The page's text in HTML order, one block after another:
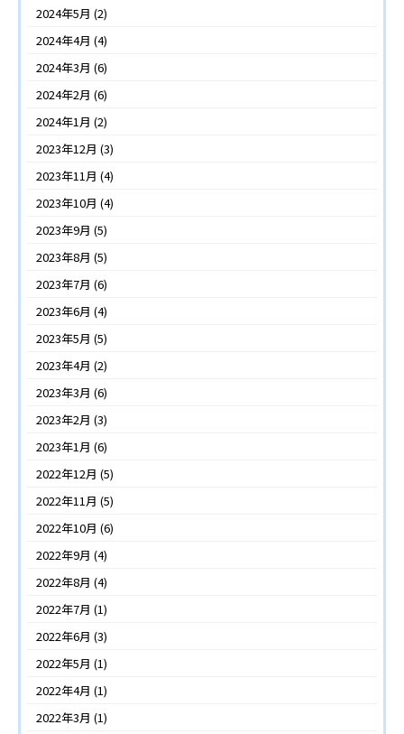
2024年5月 (2)
2024年4月 (4)
2024年3月 (6)
2024年2月 (6)
2024年1月 (2)
2023年12月 (3)
2023年11月 (4)
2023年10月 (4)
2023年9月 (5)
2023年8月 (5)
2023年7月 (6)
2023年6月 (4)
2023年5月 (5)
2023年4月 (2)
2023年3月 (6)
2023年2月 (3)
2023年1月 (6)
2022年12月 (5)
2022年11月 (5)
2022年10月 (6)
2022年9月 (4)
2022年8月 (4)
2022年7月 (1)
2022年6月 (3)
2022年5月 (1)
2022年4月 (1)
2022年3月 (1)